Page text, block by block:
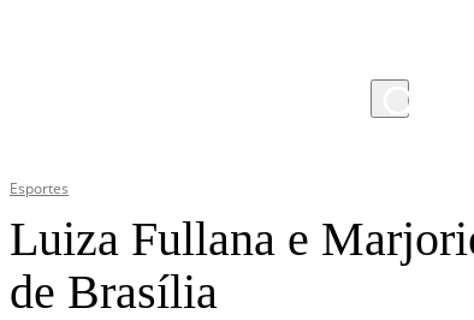
Esportes
Luiza Fullana e
de Brasília